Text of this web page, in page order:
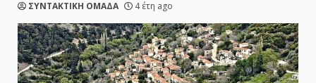
ΣΥΝΤΑΚΤΙΚΗ ΟΜΑΔΑ 4 έτη ago